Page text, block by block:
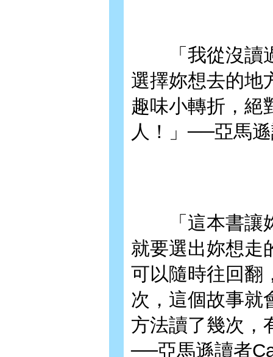
「我從沒讀過
選擇妳想去的地
趣味小轉折，絕
人！」──亞馬
「這本書讓妳
就要選出妳想走
可以隨時往回翻
次，這個故事就
方法讀了幾次，
──亞馬遜讀者